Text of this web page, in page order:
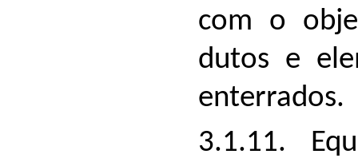
com o
dutos e
enterrados.
3.1.11.